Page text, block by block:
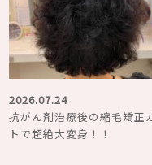
2026.07.24
抗がん剤治療後の縮毛矯正
トで超絶大変身！！